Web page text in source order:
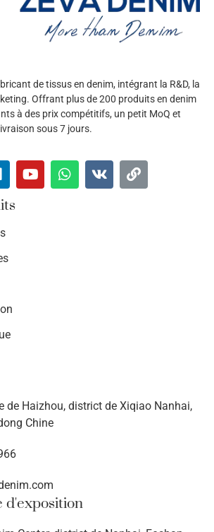
de tissus en denim, intégrant la R&D, la
Offrant plus de 200 produits en denim
à des prix compétitifs, un petit MoQ et
sous 7 jours.
de Haizhou, district de Xiqiao Nanhai,
Chine